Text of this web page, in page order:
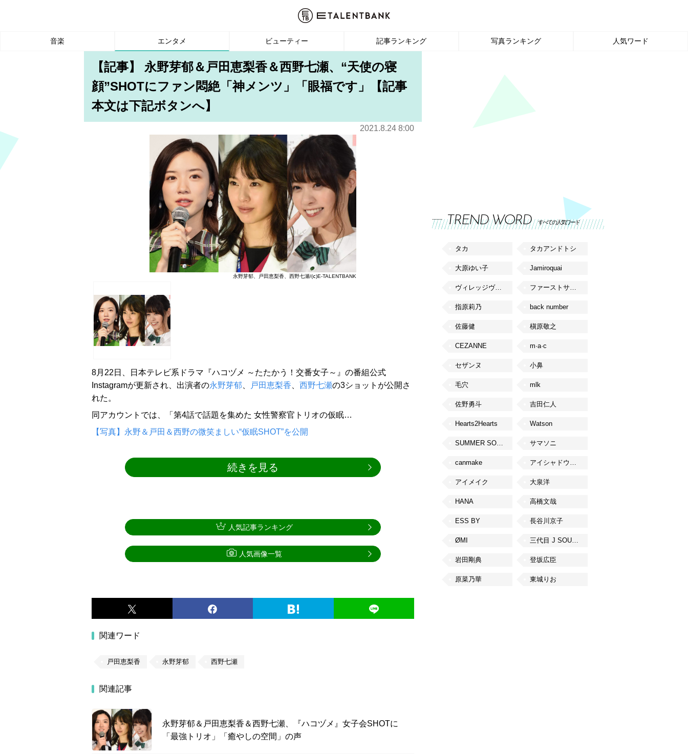
音楽 エンタメ ビューティー 記事ランキング 写真ランキング 人気ワード
【記事】 永野芽郁＆戸田恵梨香＆西野七瀬、“天使の寝
顔”SHOTにファン悶絶「神メンツ」「眼福です」【記事
本文は下記ボタンへ】
2021.8.24 8:00
永野芽郁、戸田恵梨香、西野七瀬/(ⅽ)E-TALENTBANK
8月22日、日本テレビ系ドラマ『ハコヅメ ～たたかう！交番女子～』の番組公式
Instagramが更新され、出演者の永野芽郁 戸田恵梨香 西野七瀬の3ショットが公開さ
れた。
同アカウントでは、「第4話で話題を集めた 女性警察官トリオの仮眠…
【写真】永野＆戸田＆西野の微笑ましい“仮眠SHOT”を公開
続きを見る
関連ワード
戸田恵梨香 永野芽郁 西野七瀬
関連記事
永野芽郁＆戸田恵梨香＆西野七瀬、『ハコヅメ』女子会SHOTに
「最強トリオ」「癒やしの空間」の声
人気記事ランキング
人気画像一覧
TREND WORD すべての人気ワード
タカ タカアンドトシ
大原ゆい子 Jamiroquai
ヴィレッジヴァンガード ファーストサマーウイカ
指原莉乃 back number
佐藤健 槇原敬之
CEZANNE m·a·c
セザンヌ 小鼻
毛穴 mlk
佐野勇斗 吉田仁人
Hearts2Hearts Watson
SUMMER SONIC サマソニ
canmake アイシャドウベース
アイメイク 大泉洋
HANA 高橋文哉
ESS BY 長谷川京子
ØMI 三代目 J SOUL BROTHERS from EXILE TRIBE
岩田剛典 登坂広臣
原菜乃華 東城りお